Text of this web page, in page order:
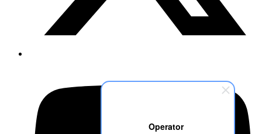
Operator